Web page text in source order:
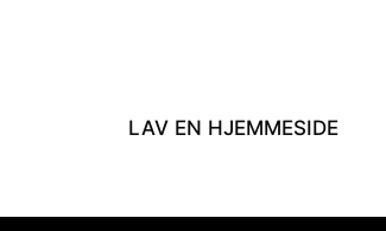
LAV EN HJEMMESIDE